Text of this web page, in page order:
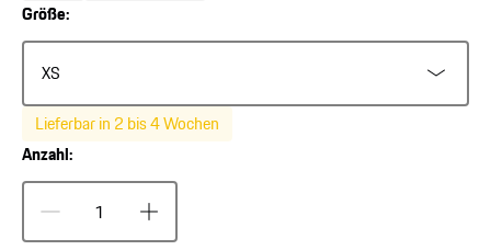
Größe:
XS
Lieferbar in 2 bis 4 Wochen
Anzahl: